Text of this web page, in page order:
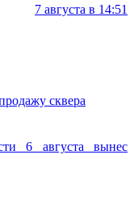
7 августа в 14:51
сквера
6 августа вынес